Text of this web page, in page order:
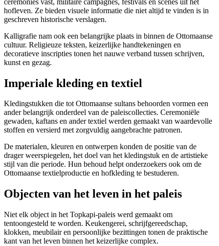
hofleven. Ze bieden visuele informatie die niet altijd te vinden is in
geschreven historische verslagen.
Kalligrafie nam ook een belangrijke plaats in binnen de Ottomaanse
cultuur. Religieuze teksten, keizerlijke handtekeningen en
decoratieve inscripties tonen het nauwe verband tussen schrijven,
kunst en gezag.
Imperiale kleding en textiel
Kledingstukken die tot Ottomaanse sultans behoorden vormen een
ander belangrijk onderdeel van de paleiscollecties. Ceremoniële
gewaden, kaftans en ander textiel werden gemaakt van waardevolle
stoffen en versierd met zorgvuldig aangebrachte patronen.
De materialen, kleuren en ontwerpen konden de positie van de
drager weerspiegelen, het doel van het kledingstuk en de artistieke
stijl van die periode. Hun behoud helpt onderzoekers ook om de
Ottomaanse textielproductie en hofkleding te bestuderen.
Objecten van het leven in het paleis
Niet elk object in het Topkapi-paleis werd gemaakt om
tentoongesteld te worden. Keukengerei, schrijfgereedschap,
klokken, meubilair en persoonlijke bezittingen tonen de praktische
kant van het leven binnen het keizerlijke complex.